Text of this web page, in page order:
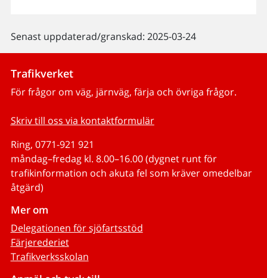
Senast uppdaterad/granskad: 2025-03-24
Trafikverket
För frågor om väg, järnväg, färja och övriga frågor.
Skriv till oss via kontaktformulär
Ring, 0771-921 921
måndag–fredag kl. 8.00–16.00 (dygnet runt för
trafikinformation och akuta fel som kräver omedelbar
åtgärd)
Mer om
Delegationen för sjöfartsstöd
Färjerederiet
Trafikverksskolan